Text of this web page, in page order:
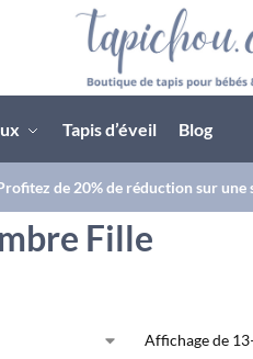
Tapis d’éveil Blog
de 20% de réduction sur
Fille
Affichage de